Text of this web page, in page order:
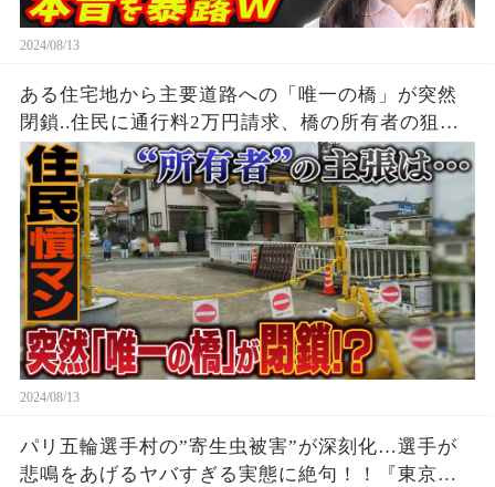
2024/08/13
ある住宅地から主要道路への「唯一の橋」が突然
閉鎖..住民に通行料2万円請求、橋の所有者の狙い
とは？
2024/08/13
パリ五輪選手村の”寄生虫被害”が深刻化…選手が
悲鳴をあげるヤバすぎる実態に絶句！！『東京五